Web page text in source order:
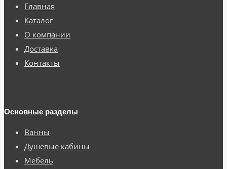
Главная
Каталог
О компании
Доставка
Контакты
Основные разделы
Ванны
Душевые кабины
Мебель